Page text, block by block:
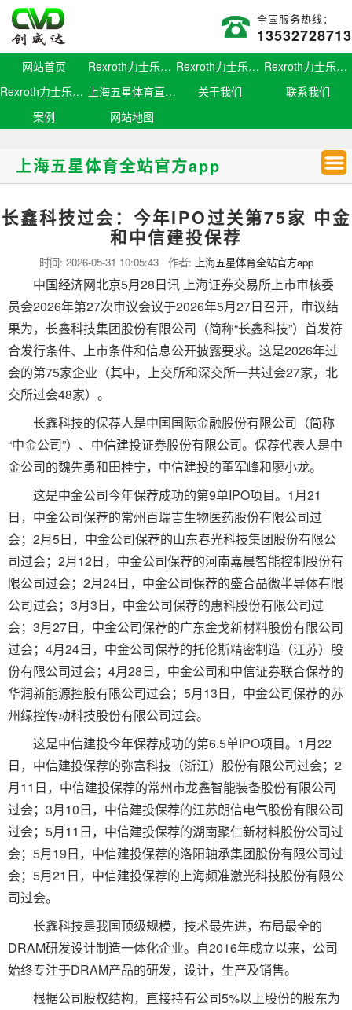
全国服务热线：
13532728713
网站首页 Rexroth力士乐滑块 Rexroth力士乐导轨
Rexroth力士乐螺母
Rexroth力士乐丝杆
上海五星体育直播官网 关于我们
联系我们
案例
网站地图
上海五星体育全站官方app
长鑫科技过会：今年IPO过关第75家 中金
和中信建投保荐
时间: 2026-05-31 10:05:43作者: 上海五星体育全站官方app
中国经济网北京5月28日讯 上海证券交易所上市审核委
员会2026年第27次审议会议于2026年5月27日召开，审议结
果为，长鑫科技集团股份有限公司（简称“长鑫科技”）首发符
合发行条件、上市条件和信息公开披露要求。这是2026年过
会的第75家企业（其中，上交所和深交所一共过会27家，北
交所过会48家）。
长鑫科技的保荐人是中国国际金融股份有限公司（简称
“中金公司”）、中信建投证券股份有限公司。保荐代表人是中
金公司的魏先勇和田桂宁，中信建投的董军峰和廖小龙。
这是中金公司今年保荐成功的第9单IPO项目。1月21
日，中金公司保荐的常州百瑞吉生物医药股份有限公司过
会；2月5日，中金公司保荐的山东春光科技集团股份有限公
司过会；2月12日，中金公司保荐的河南嘉晨智能控制股份有
限公司过会；2月24日，中金公司保荐的盛合晶微半导体有限
公司过会；3月3日，中金公司保荐的惠科股份有限公司过
会；3月27日，中金公司保荐的广东金戈新材料股份有限公司
过会；4月24日，中金公司保荐的托伦斯精密制造（江苏）股
份有限公司过会；4月28日，中金公司和中信证券联合保荐的
华润新能源控股有限公司过会；5月13日，中金公司保荐的苏
州绿控传动科技股份有限公司过会。
这是中信建投今年保荐成功的第6.5单IPO项目。1月22
日，中信建投保荐的弥富科技（浙江）股份有限公司过会；2
月11日，中信建投保荐的常州市龙鑫智能装备股份有限公司
过会；3月10日，中信建投保荐的江苏朗信电气股份有限公司
过会；5月11日，中信建投保荐的湖南聚仁新材料股份公司过
会；5月19日，中信建投保荐的洛阳轴承集团股份有限公司过
会；5月21日，中信建投保荐的上海频准激光科技股份有限公
司过会。
长鑫科技是我国顶级规模，技术最先进，布局最全的
DRAM研发设计制造一体化企业。自2016年成立以来，公司
始终专注于DRAM产品的研发，设计，生产及销售。
根据公司股权结构，直接持有公司5%以上股份的股东为